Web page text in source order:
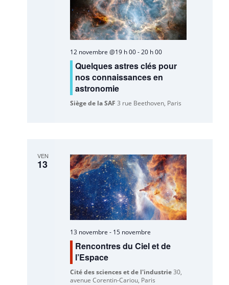
12 novembre @19 h 00-20 h 00
Quelques astres clés pour
nos connaissances en
astronomie
Siège de la SAF3 rue Beethoven, Paris
VEN
13
13 novembre - 15 novembre
Rencontres du Ciel et de
l’Espace
Cité des sciences et de l'industrie30,
avenue Corentin-Cariou, Paris